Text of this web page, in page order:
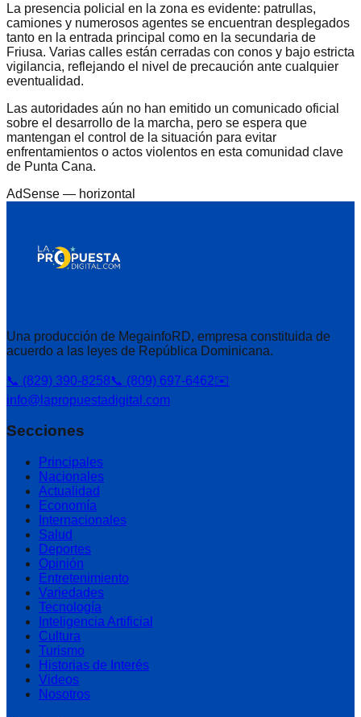
La presencia policial en la zona es evidente: patrullas,
camiones y numerosos agentes se encuentran desplegados
tanto en la entrada principal como en la secundaria de
Friusa. Varias calles están cerradas con conos y bajo estricta
vigilancia, reflejando el nivel de precaución ante cualquier
eventualidad.
Las autoridades aún no han emitido un comunicado oficial
sobre el desarrollo de la marcha, pero se espera que
mantengan el control de la situación para evitar
enfrentamientos o actos violentos en esta comunidad clave
de Punta Cana.
AdSense — horizontal
Una producción de MegainfoRD, empresa constituida de
acuerdo a las leyes de República Dominicana.
📞 (829) 390-8258📞 (809) 697-6462✉️
info@lapropuestadigital.com
Secciones
Principales
Nacionales
Actualidad
Economía
Internacionales
Salud
Deportes
Opinión
Entretenimiento
Variedades
Tecnología
Inteligencia Artificial
Cultura
Turismo
Historias de Interés
Videos
Nosotros